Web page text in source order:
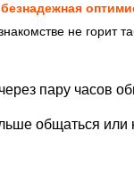
безнадежная
не горит
пару часов
общаться или